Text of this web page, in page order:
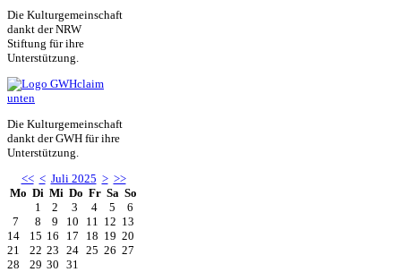
Die Kulturgemeinschaft
dankt der NRW
Stiftung für ihre
Unterstützung.
Die Kulturgemeinschaft
dankt der GWH für ihre
Unterstützung.
<< < Juli 2025 > >>
Mo Di Mi Do Fr Sa So
1
2 3 4 5
6
7
8 9 10 11 12 13
14
15 16 17 18 19 20
21
22 23 24 25 26 27
28
29 30 31